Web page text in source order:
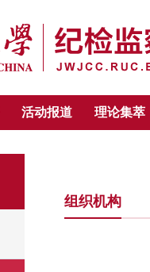
活动报道 理论集萃
组织机构